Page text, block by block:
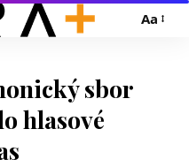
Aa
sbor
hlasové